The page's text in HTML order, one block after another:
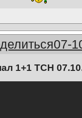
07-
1+1 ТСН